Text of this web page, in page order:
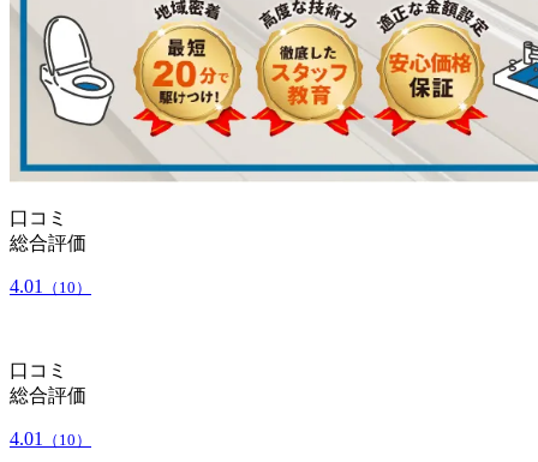
口コミ
総合評価
4.01 （10）
口コミ
総合評価
4.01 （10）